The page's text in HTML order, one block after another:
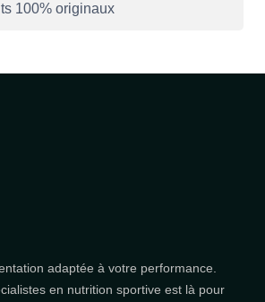
100% originaux
adaptée à votre performance.
en nutrition sportive est là pour